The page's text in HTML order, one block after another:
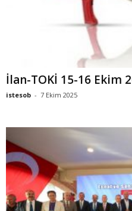
İlan-TOKİ 15-16 Ekim
istesob - 7 Ekim 2025